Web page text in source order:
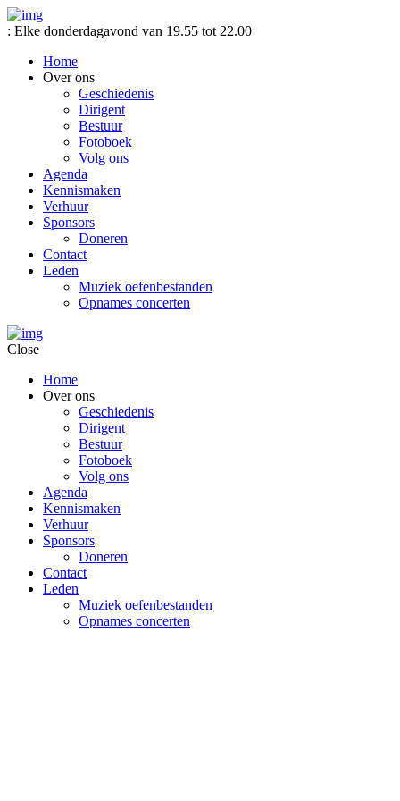
: Elke donderdagavond van 19.55 tot 22.00
Home
Over ons
Geschiedenis
Dirigent
Bestuur
Fotoboek
Volg ons
Agenda
Kennismaken
Verhuur
Sponsors
Doneren
Contact
Leden
Muziek oefenbestanden
Opnames concerten
Close
Home
Over ons
Geschiedenis
Dirigent
Bestuur
Fotoboek
Volg ons
Agenda
Kennismaken
Verhuur
Sponsors
Doneren
Contact
Leden
Muziek oefenbestanden
Opnames concerten